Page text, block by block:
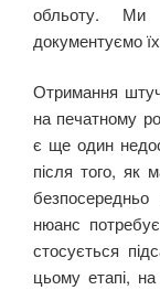
обльоту. Ми
документуємо
Отримання
на печатному
є ще один
після того, як
нюанс
стосується
цьому етапі,